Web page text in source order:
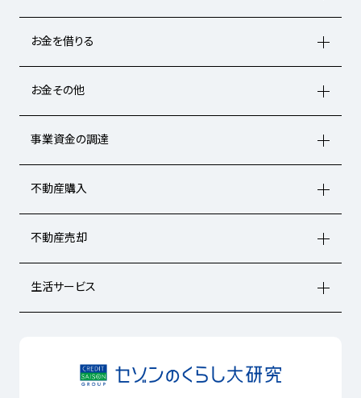
お金を借りる
お金その他
事業資金の調達
不動産購入
不動産売却
生活サービス